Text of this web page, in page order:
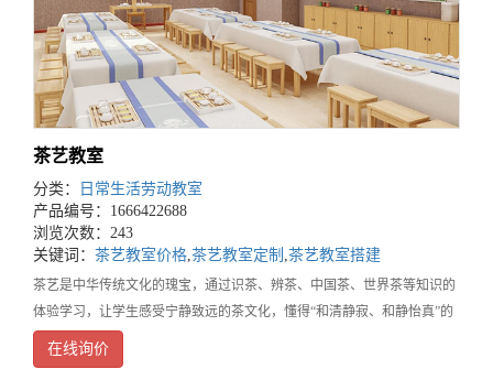
茶艺教室
分类：
日常生活劳动教室
产品编号：1666422688
浏览次数：243
关键词： 茶艺教室价格 茶艺教室定制 茶艺教室搭建
茶艺是中华传统文化的瑰宝，通过识茶、辨茶、中国茶、世界茶等知识的
体验学习，让学生感受宁静致远的茶文化，懂得“和清静寂、和静怡真”的
茶道精神。在茶艺的体验学习中融入哲理、伦理、道德，通过饮茶品茗来
修身养性，达到人文化成的身心蜕变。
在线询价